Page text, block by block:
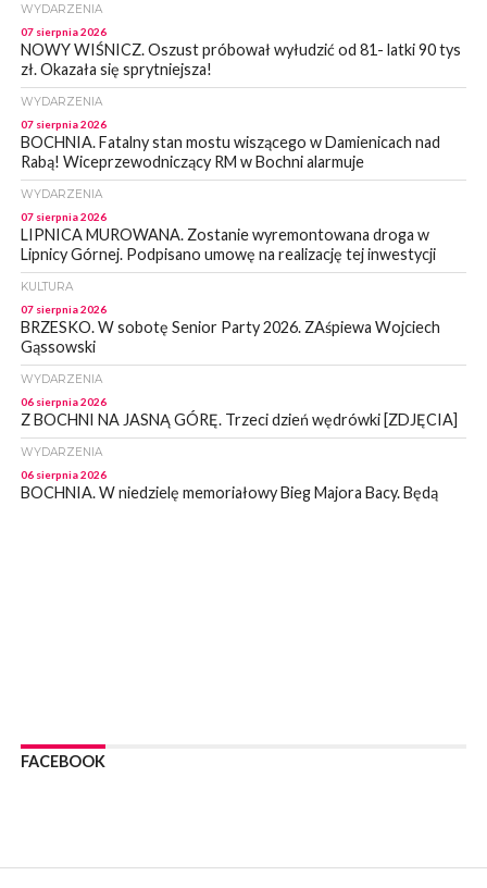
WYDARZENIA
07 sierpnia 2026
NOWY WIŚNICZ. Oszust próbował wyłudzić od 81- latki 90 tys
zł. Okazała się sprytniejsza!
WYDARZENIA
07 sierpnia 2026
BOCHNIA. Fatalny stan mostu wiszącego w Damienicach nad
Rabą! Wiceprzewodniczący RM w Bochni alarmuje
WYDARZENIA
07 sierpnia 2026
LIPNICA MUROWANA. Zostanie wyremontowana droga w
Lipnicy Górnej. Podpisano umowę na realizację tej inwestycji
KULTURA
07 sierpnia 2026
BRZESKO. W sobotę Senior Party 2026. ZAśpiewa Wojciech
Gąssowski
WYDARZENIA
06 sierpnia 2026
Z BOCHNI NA JASNĄ GÓRĘ. Trzeci dzień wędrówki [ZDJĘCIA]
WYDARZENIA
06 sierpnia 2026
BOCHNIA. W niedzielę memoriałowy Bieg Majora Bacy. Będą
06 sierpnia 2026
POWIAT BRZESKI. W Wytrzyszczce karetka zderzyła się z
FACEBOOK